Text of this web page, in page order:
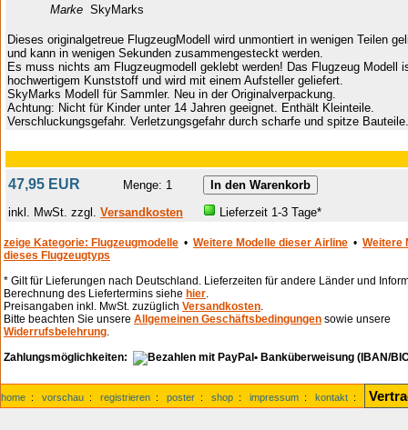
Marke SkyMarks
Dieses originalgetreue FlugzeugModell wird unmontiert in wenigen Teilen
und kann in wenigen Sekunden zusammengesteckt werden.
Es muss nichts am Flugzeugmodell geklebt werden! Das Flugzeug Modell
hochwertigem Kunststoff und wird mit einem Aufsteller geliefert.
SkyMarks Modell für Sammler. Neu in der Originalverpackung.
Achtung: Nicht für Kinder unter 14 Jahren geeignet. Enthält Kleinteile.
Verschluckungsgefahr. Verletzungsgefahr durch scharfe und spitze Bauteile.
47,95 EUR
Menge: 1
inkl. MwSt. zzgl. Versandkosten Lieferzeit 1-3 Tage*
zeige Kategorie: Flugzeugmodelle • Weitere Modelle dieser Airline • Weitere
dieses Flugzeugtyps
* Gilt für Lieferungen nach Deutschland. Lieferzeiten für andere Länder und
Berechnung des Liefertermins siehe hier.
Preisangaben inkl. MwSt. zuzüglich Versandkosten.
Bitte beachten Sie unsere Allgemeinen Geschäftsbedingungen sowie unsere
Widerrufsbelehrung.
Zahlungsmöglichkeiten:
• Banküberweisung (IBAN/
home : vorschau : registrieren : poster : shop : impressum : kontakt :